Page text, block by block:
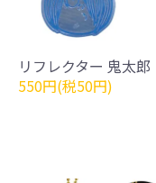
リフレクター 鬼太郎
550円(税50円)